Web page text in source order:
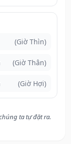
(Giờ Thìn)
(Giờ Thân)
(Giờ Hợi)
ta tự đặt ra.